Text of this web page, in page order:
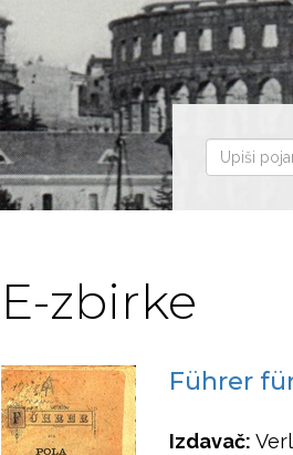
Pretraži
zbirku
E-zbirke
Führer
Izdavač: